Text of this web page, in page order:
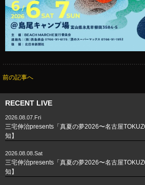
前の記事へ
RECENT LIVE
2026.08.07.Fri
三宅伸治presents「真夏の夢2026〜名古屋
知】
2026.08.08.Sat
三宅伸治presents「真夏の夢2026〜名古屋
知】